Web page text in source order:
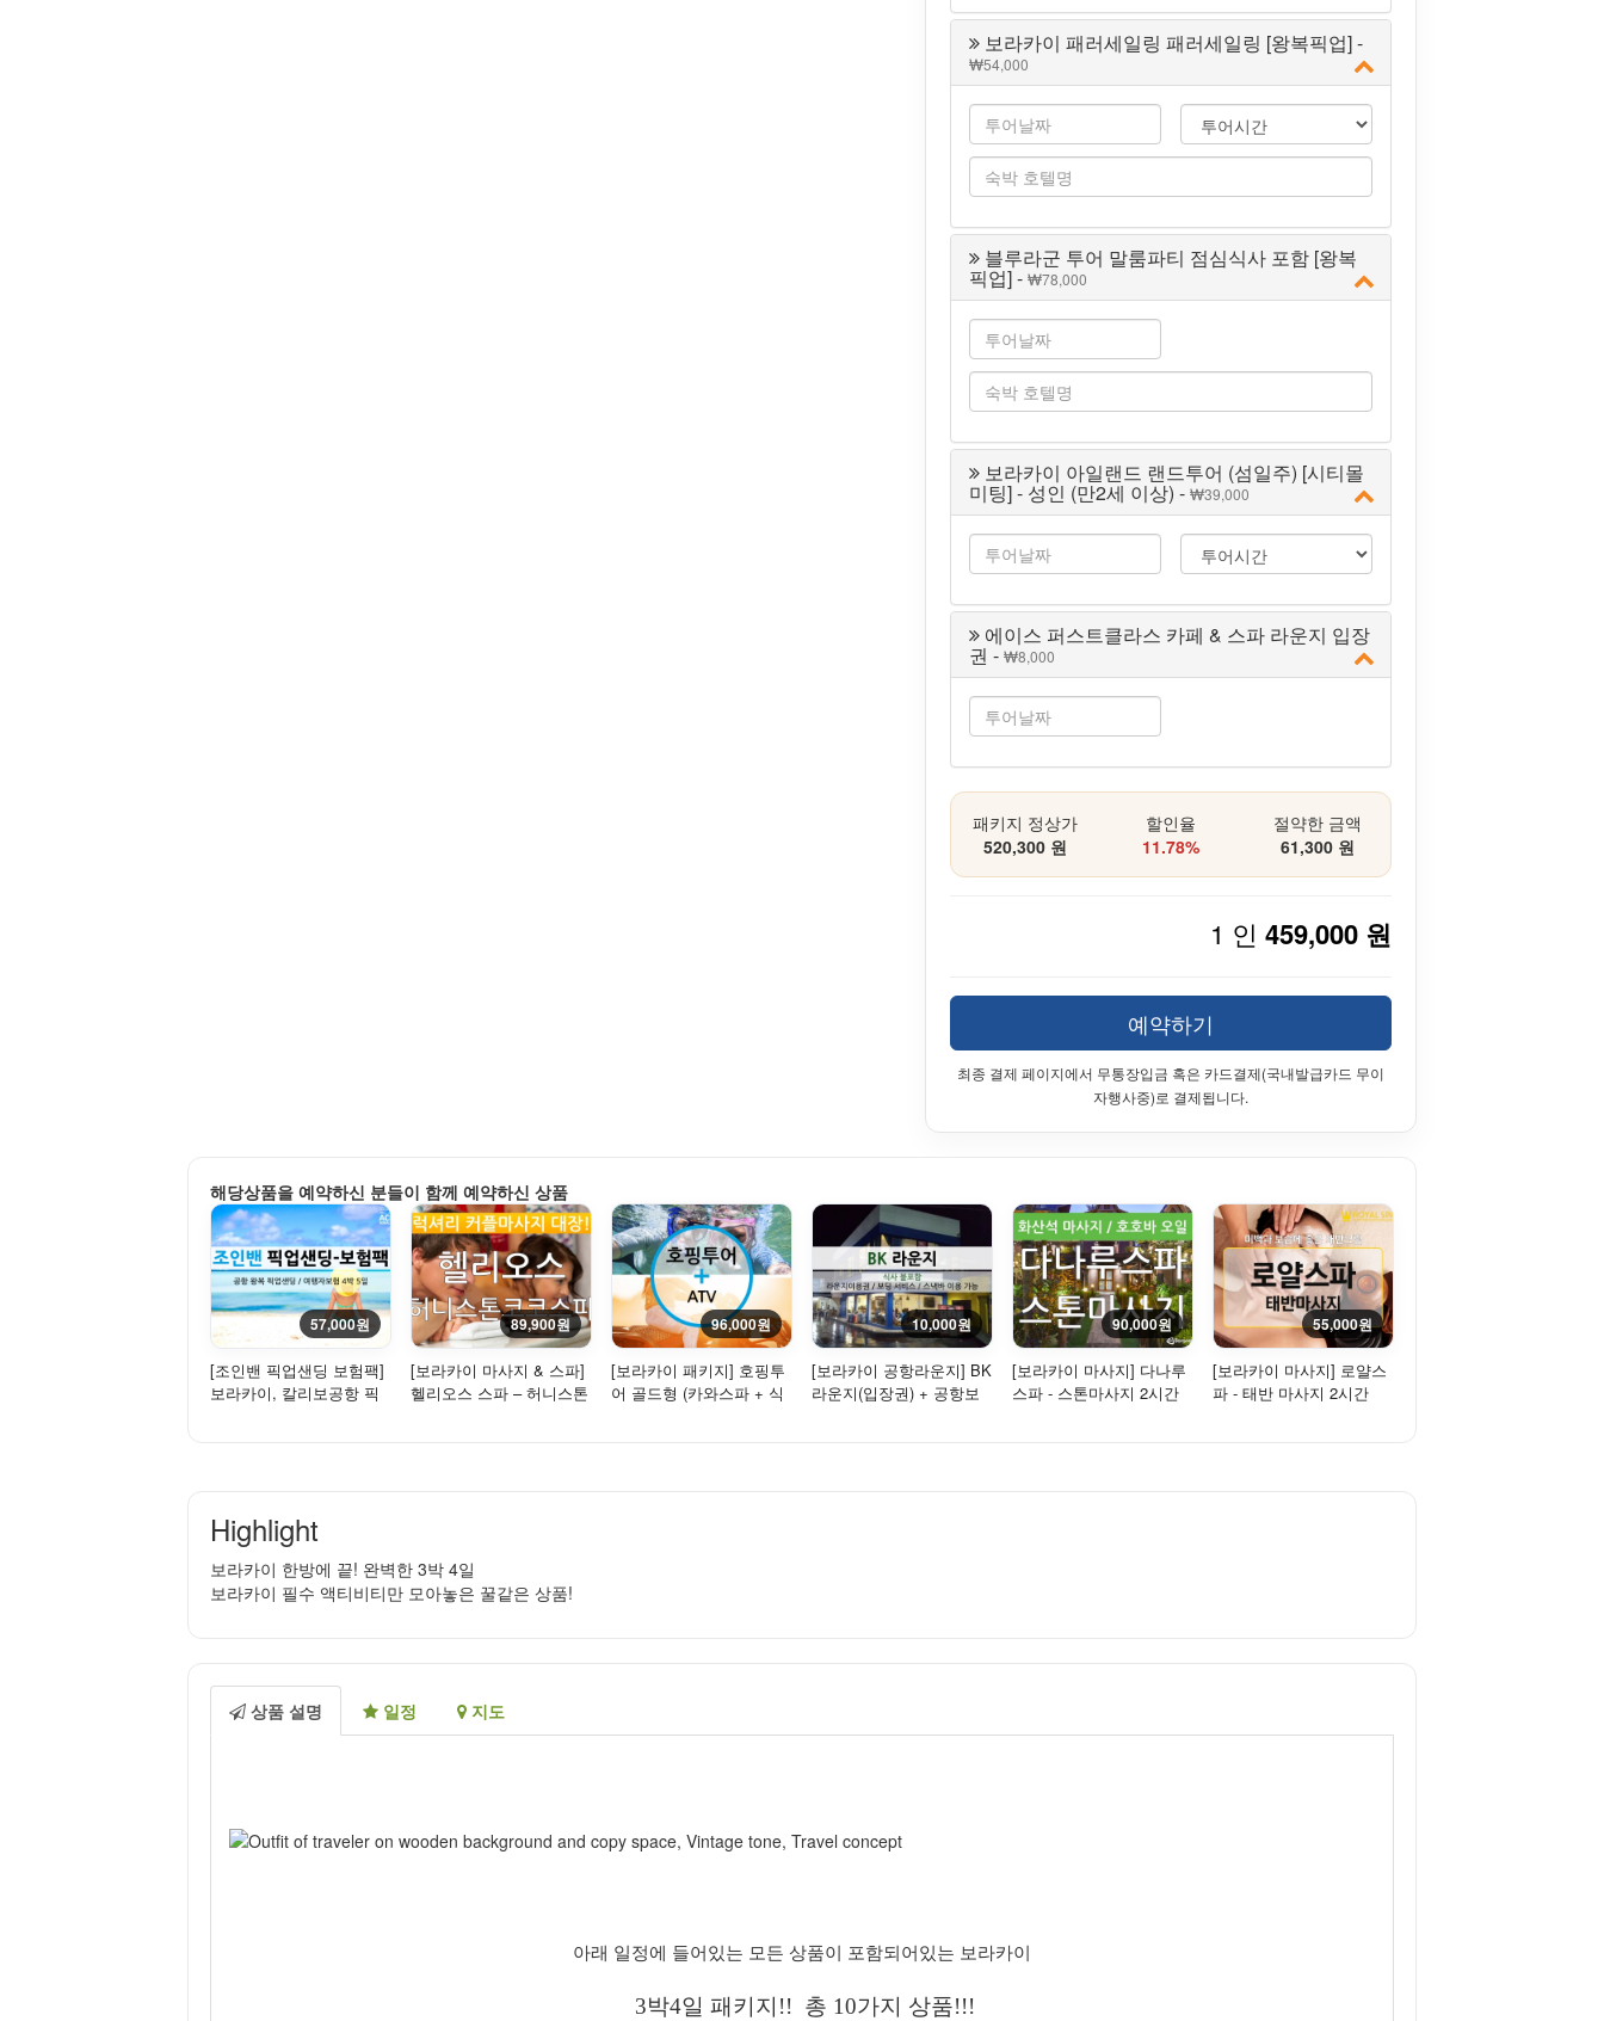
보라카이 패러세일링 패러세일링 [왕복픽업] -
54,000
블루라군 투어 말룸파티 점심식사 포함 [왕복
픽업] - 78,000
보라카이 아일랜드 랜드투어 (섬일주) [시티몰
미팅] - 성인 (만2세 이상) - 39,000
에이스 퍼스트클라스 카페 & 스파 라운지 입장
권 - 8,000
패키지 정상가
520,300 원
할인율
11.78%
절약한 금액
61,300 원
1 인 459,000 원
예약하기
최종 결제 페이지에서 무통장입금 혹은 카드결제(국내발급카드 무이
자행사중)로 결제됩니다.
해당상품을 예약하신 분들이 함께 예약하신 상품
57,000원
[조인밴 픽업샌딩 보험팩]
보라카이, 칼리보공항 픽
89,900원
[보라카이 마사지 & 스파]
헬리오스 스파 – 허니스톤
96,000원
[보라카이 패키지] 호핑투
어 골드형 (카와스파 + 식
10,000원
[보라카이 공항라운지] BK
라운지(입장권) + 공항보
90,000원
[보라카이 마사지] 다나루
스파 - 스톤마사지 2시간
55,000원
[보라카이 마사지] 로얄스
파 - 태반 마사지 2시간
Highlight
보라카이 한방에 끝! 완벽한 3박 4일
보라카이 필수 액티비티만 모아놓은 꿀같은 상품!
상품 설명 일정 지도
아래 일정에 들어있는 모든 상품이 포함되어있는 보라카이
3박4일 패키지!! 총 10가지 상품!!!